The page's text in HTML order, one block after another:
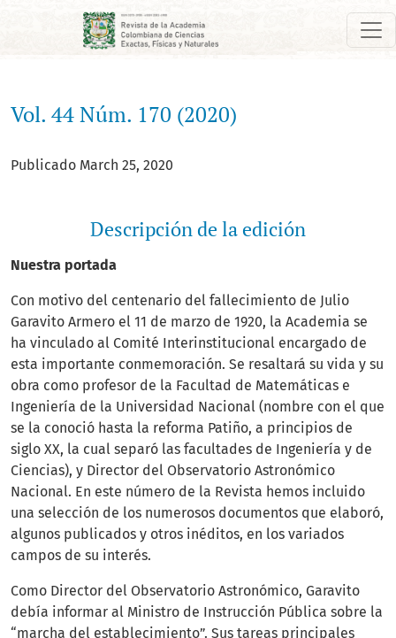
Vol. 44 Núm. 170 (2020)
Vol. 44 Núm. 170 (2020)
Publicado March 25, 2020
Descripción de la edición
Nuestra portada
Con motivo del centenario del fallecimiento de Julio
Garavito Armero el 11 de marzo de 1920, la Academia se
ha vinculado al Comité Interinstitucional encargado de
esta importante conmemoración. Se resaltará su vida y su
obra como profesor de la Facultad de Matemáticas e
Ingeniería de la Universidad Nacional (nombre con el que
se la conoció hasta la reforma Patiño, a principios de
siglo XX, la cual separó las facultades de Ingeniería y de
Ciencias), y Director del Observatorio Astronómico
Nacional. En este número de la Revista hemos incluido
una selección de los numerosos documentos que elaboró,
algunos publicados y otros inéditos, en los variados
campos de su interés.
Como Director del Observatorio Astronómico, Garavito
debía informar al Ministro de Instrucción Pública sobre la
“marcha del establecimiento”. Sus tareas principales